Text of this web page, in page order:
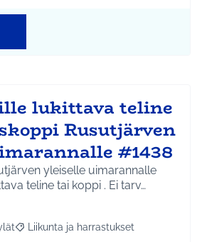
lukittava teline
Rusutjärven
#1438
yleiselle uimarannalle
lukittava teline tai koppi . Ei tarv…
mukaan: Etelä-Tuusulan kylät
Rajaa tulokset teeman mukaan:
Liikunta ja harrastukset